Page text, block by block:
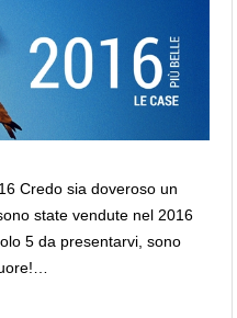
Credo sia doveroso un
state vendute nel 2016
5 da presentarvi, sono